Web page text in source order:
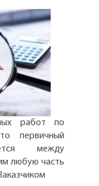
работ по
первичный
между
любую часть